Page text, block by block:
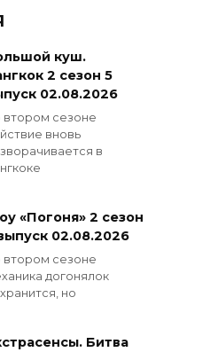
куш.
2 сезон 5
02.08.2026
втором сезоне
вновь
в
«Погоня» 2 сезон
02.08.2026
втором сезоне
догонялок
но
Битва